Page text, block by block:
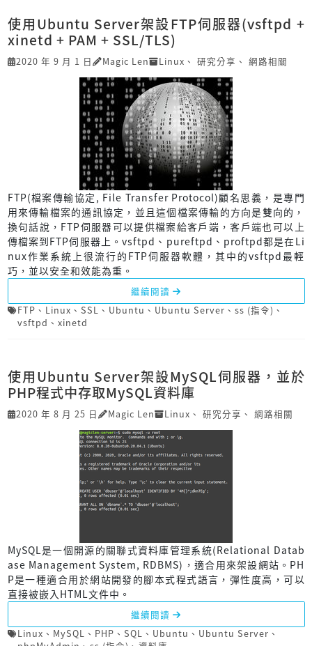
使用Ubuntu Server架設FTP伺服器(vsftpd +
xinetd + PAM + SSL/TLS)
2020 年 9 月 1 日 Magic Len Linux 、 研究分享 、 網路相關
FTP(檔案傳輸協定, File Transfer Protocol)顧名思義，是專門
用來傳輸檔案的通訊協定，並且這個檔案傳輸的方向是雙向的，
換句話說，FTP伺服器可以提供檔案給客戶端，客戶端也可以上
傳檔案到FTP伺服器上。vsftpd、pureftpd、proftpd都是在Li
nux作業系統上很流行的FTP伺服器軟體，其中的vsftpd最輕
巧，並以安全和效能為重。
繼續閱讀
FTP 、 Linux 、 SSL 、 Ubuntu 、 Ubuntu Server 、 ss (指令) 、
vsftpd 、 xinetd
使用Ubuntu Server架設MySQL伺服器，並於
PHP程式中存取MySQL資料庫
2020 年 8 月 25 日 Magic Len Linux 、 研究分享 、 網路相關
MySQL是一個開源的關聯式資料庫管理系統(Relational Datab
ase Management System, RDBMS)，適合用來架設網站。PH
P是一種適合用於網站開發的腳本式程式語言，彈性度高，可以
直接被嵌入HTML文件中。
繼續閱讀
Linux 、 MySQL 、 PHP 、 SQL 、 Ubuntu 、 Ubuntu Server 、